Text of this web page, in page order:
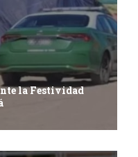
la Festividad